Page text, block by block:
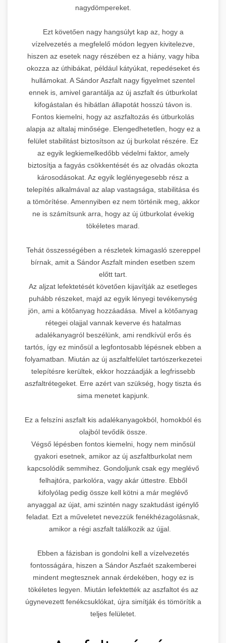
nagydömpereket.
Ezt követően nagy hangsúlyt kap az, hogy a
vízelvezetés a megfelelő módon legyen kivitelezve,
hiszen az esetek nagy részében ez a hiány, vagy hiba
okozza az úthibákat, például kátyúkat, repedéseket és
hullámokat. A Sándor Aszfalt nagy figyelmet szentel
ennek is, amivel garantálja az új aszfalt és útburkolat
kifogástalan és hibátlan állapotát hosszú távon is.
Fontos kiemelni, hogy az aszfaltozás és útburkolás
alapja az altalaj minősége. Elengedhetetlen, hogy ez a
felület stabilitást biztosítson az új burkolat részére. Ez
az egyik legkiemelkedőbb védelmi faktor, amely
biztosítja a fagyás csökkentését és az olvadás okozta
károsodásokat. Az egyik leglényegesebb rész a
telepítés alkalmával az alap vastagsága, stabilitása és
a tömörítése. Amennyiben ez nem történik meg, akkor
ne is számítsunk arra, hogy az új útburkolat évekig
tökéletes marad.
Tehát összességében a részletek kimagasló szereppel
bírnak, amit a Sándor Aszfalt minden esetben szem
előtt tart.
Az aljzat lefektetését követően kijavítják az esetleges
puhább részeket, majd az egyik lényegi tevékenység
jön, ami a kötőanyag hozzáadása. Mivel a kötőanyag
rétegei olajjal vannak keverve és hatalmas
adalékanyagról beszélünk, ami rendkívül erős és
tartós, így ez minősül a legfontosabb lépésnek ebben a
folyamatban. Miután az új aszfaltfelület tartószerkezetei
telepítésre kerültek, ekkor hozzáadják a legfrissebb
aszfaltrétegeket. Erre azért van szükség, hogy tiszta és
sima menetet kapjunk.
Ez a felszíni aszfalt kis adalékanyagokból, homokból és
olajból tevődik össze.
Végső lépésben fontos kiemelni, hogy nem minősül
gyakori esetnek, amikor az új aszfaltburkolat nem
kapcsolódik semmihez. Gondoljunk csak egy meglévő
felhajtóra, parkolóra, vagy akár úttestre. Ebből
kifolyólag pedig össze kell kötni a már meglévő
anyaggal az újat, ami szintén nagy szaktudást igénylő
feladat. Ezt a műveletet nevezzük fenékhézagolásnak,
amikor a régi aszfalt találkozik az újjal.
Ebben a fázisban is gondolni kell a vízelvezetés
fontosságára, hiszen a Sándor Aszfaét szakemberei
mindent megtesznek annak érdekében, hogy ez is
tökéletes legyen. Miután lefektették az aszfaltot és az
úgynevezett fenékcsuklókat, újra simítják és tömörítik a
teljes felületet.